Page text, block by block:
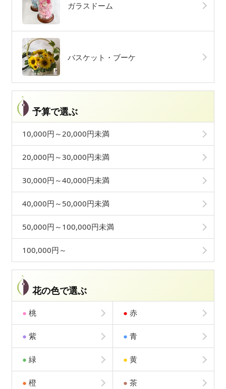
ガラスドーム
バスケット・ブーケ
予算で選ぶ
10,000円～20,000円未満
20,000円～30,000円未満
30,000円～40,000円未満
40,000円～50,000円未満
50,000円～100,000円未満
100,000円～
花の色で選ぶ
● 桃 ● 赤
● 紫 ● 青
● 緑 ● 黄
● 橙 ● 茶